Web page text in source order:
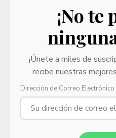
¡No te
¡Únete a miles de
recibe nuestras
Dirección de Correo Electrónico